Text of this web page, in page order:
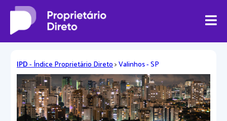
IPD- Índice Proprietário Direto>Valinhos - SP